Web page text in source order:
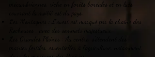
précambriennes, riche en forêts boréales et en lacs,
couvrant la moitié est du pays.
Les Montagnes : L'ouest est marqué par la chaîne des
Rocheuses , avec des sommets majestueux.
Les Grandes Plaines : Au centre, s'étendent des
prairies fertiles, essentielles à l'agriculture, notamment